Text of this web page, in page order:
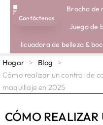
Contáctenos
Brocha de
Juego de
licuadora de belleza &
Hogar > Blog
>
Cómo realizar un control de
maquillaje en 2025
CÓMO